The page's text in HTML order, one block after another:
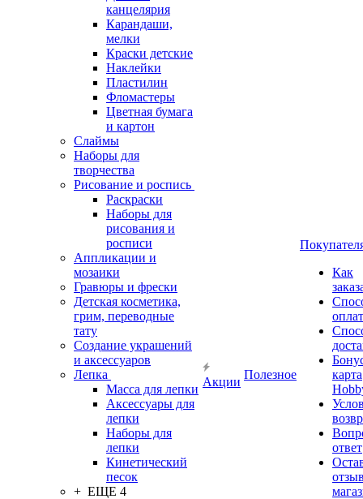
канцелярия
Карандаши,
мелки
Краски детские
Наклейки
Пластилин
Фломастеры
Цветная бумага
и картон
Слаймы
Наборы для
творчества
Рисование и роспись
Раскраски
Наборы для
рисования и
росписи
Аппликации и
мозаики
Гравюры и фрески
Детская косметика,
грим, переводные
тату
Создание украшений
и аксессуаров
Лепка
Масса для лепки
Аксессуары для
лепки
Наборы для
лепки
Кинетический
песок
+ ЕЩЕ 4
Акции
Полезное
Как
карта
ответ